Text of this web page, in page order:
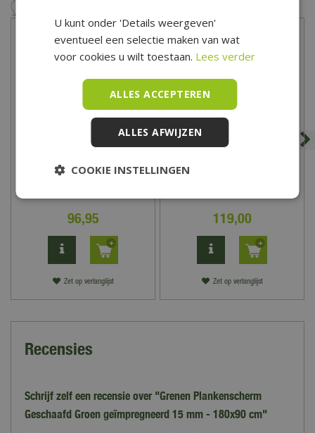
Container Ombouw dubbel
96,95
Zet op verlanglijst
Waaierscherm Geschaafd
119,00
Zet op verlanglijst
Recensies
Schrijf zelf een recensie over "Grenen Plankenscherm
Geschaafd Groen geïmpregneerd 15 mm - 180x90 cm"
U kunt onder 'Details weergeven'
eventueel een selectie maken van wat
voor cookies u wilt toestaan. Lees verder
ALLES ACCEPTEREN
ALLES AFWIJZEN
COOKIE INSTELLINGEN